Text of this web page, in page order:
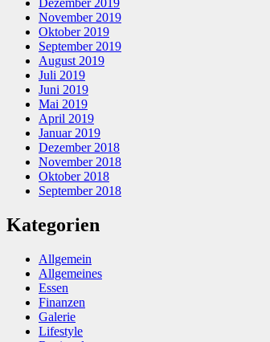
Dezember 2019
November 2019
Oktober 2019
September 2019
August 2019
Juli 2019
Juni 2019
Mai 2019
April 2019
Januar 2019
Dezember 2018
November 2018
Oktober 2018
September 2018
Kategorien
Allgemein
Allgemeines
Essen
Finanzen
Galerie
Lifestyle